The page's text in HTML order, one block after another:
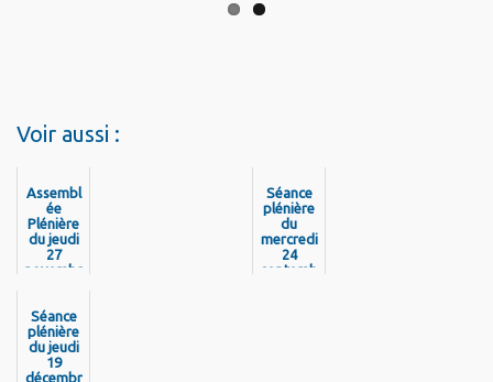
Voir aussi :
Assembl
ée
Plénière
du jeudi
27
novembr
tion du
Rapport
d’Orient
ations
Budgétai
Séance
plénière
du
mercredi
24
septemb
Séance
plénière
du jeudi
19
décembr